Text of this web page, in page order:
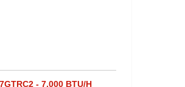
- 7.000 BTU/H